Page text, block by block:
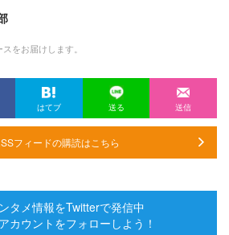
をお届けします。
はてブ 送る 送信
フィードの購読はこちら
タメ情報をTwitterで発信中
カウントをフォローしよう！